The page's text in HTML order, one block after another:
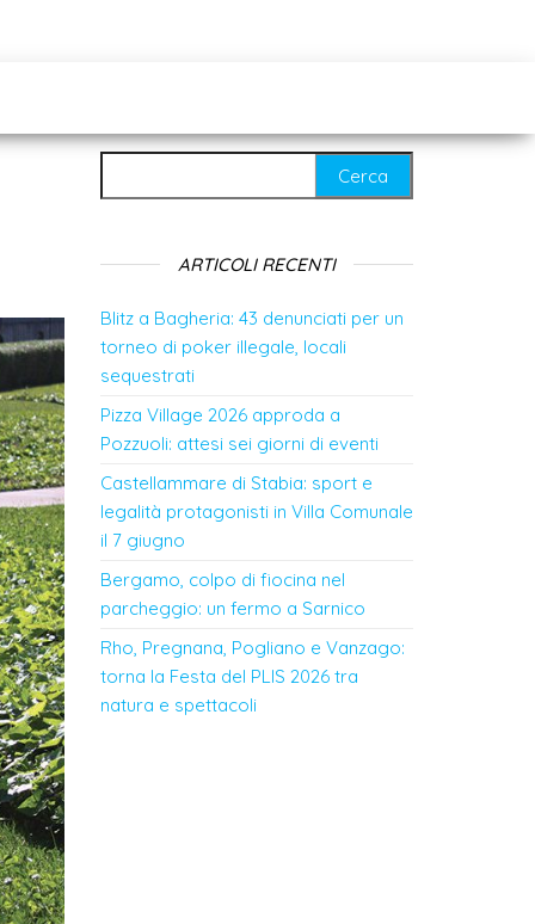
ARTICOLI RECENTI
Blitz a Bagheria: 43 denunciati per un
torneo di poker illegale, locali
sequestrati
Pizza Village 2026 approda a
Pozzuoli: attesi sei giorni di eventi
Castellammare di Stabia: sport e
legalità protagonisti in Villa Comunale
il 7 giugno
Bergamo, colpo di fiocina nel
parcheggio: un fermo a Sarnico
Rho, Pregnana, Pogliano e Vanzago:
torna la Festa del PLIS 2026 tra
natura e spettacoli